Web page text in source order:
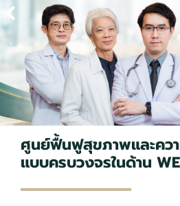
ศูนย์ฟื้นฟูสุขภาพและคว
แบบครบวงจรในด้าน